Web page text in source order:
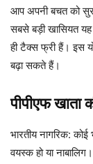
आप अपनी बचत को
सबसे बड़ी खासियत यह
ही टैक्स फ्री हैं। इस
बढ़ा सकते हैं।
पीपीएफ खाता
भारतीय नागरिक:
वयस्क हो या